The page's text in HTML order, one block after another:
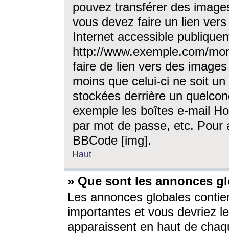
pouvez transférer des
vous devez faire un lien
Internet accessible
http://www.exemple.com/
faire de lien vers des
moins que celui-ci ne soit
stockées derrière un
exemple les boîtes e-mail
par mot de passe, etc. Pour
BBCode [img].
Haut
» Que sont les annonces
Les annonces globales
importantes et vous devriez
apparaissent en haut de